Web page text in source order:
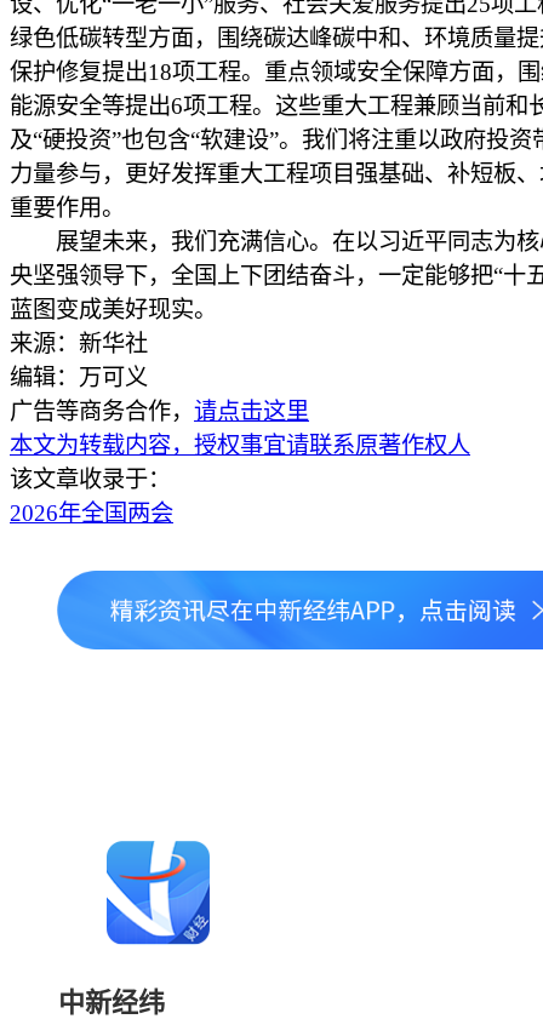
绿色低碳转型方面，围绕碳达峰碳中和、环境质量
保护修复提出18项工程。重点领域安全保障方面，
能源安全等提出6项工程。这些重大工程兼顾当前和
及“硬投资”也包含“软建设”。我们将注重以政府投资
力量参与，更好发挥重大工程项目强基础、补短板
重要作用。
展望未来，我们充满信心。在以习近平同志为核
央坚强领导下，全国上下团结奋斗，一定能够把“十
蓝图变成美好现实。
来源：新华社
编辑：万可义
广告等商务合作， 请点击这里
本文为转载内容，授权事宜请联系原著作权人
该文章收录于：
2026年全国两会
中新经纬